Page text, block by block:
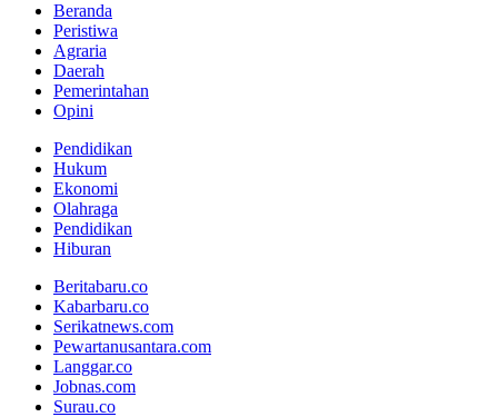
Beranda
Peristiwa
Agraria
Daerah
Pemerintahan
Opini
Pendidikan
Hukum
Ekonomi
Olahraga
Pendidikan
Hiburan
Beritabaru.co
Kabarbaru.co
Serikatnews.com
Pewartanusantara.com
Langgar.co
Jobnas.com
Surau.co